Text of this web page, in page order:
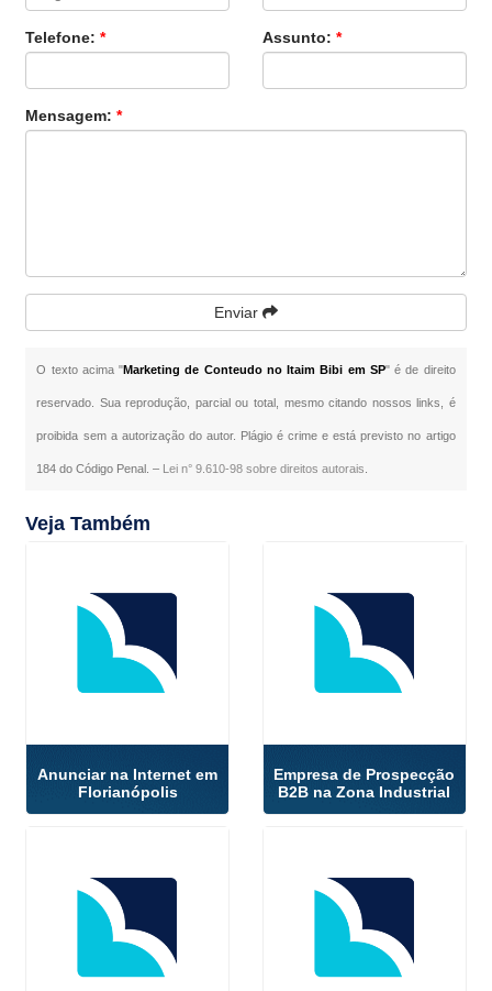
Telefone:* Assunto: *
Mensagem:*
Enviar
O texto acima "Marketing de Conteudo no Itaim Bibi em SP" é de direito
reservado. Sua reprodução, parcial ou total, mesmo citando nossos links, é
proibida sem a autorização do autor. Plágio é crime e está previsto no artigo
184 do Código Penal. – Lei n° 9.610-98 sobre direitos autorais
Veja Também
Anunciar na Internet em
Florianópolis
Empresa de Prospecção
B2B na Zona Industrial